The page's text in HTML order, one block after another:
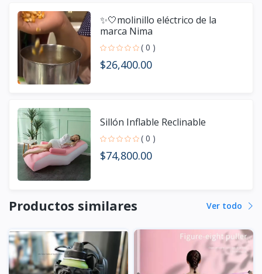
✨🤍molinillo eléctrico de la
marca Nima
( 0 )
$26,400.00
Sillón Inflable Reclinable
( 0 )
$74,800.00
Productos similares Ver todo